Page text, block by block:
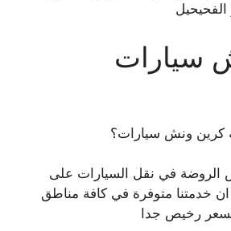
الفحيحيل
سيارات
كرين ونش سيارات؟
الروضة في نقل السيارات على
كما ان خدمتنا متوفرة في كافة مناطق
رخيص جدا